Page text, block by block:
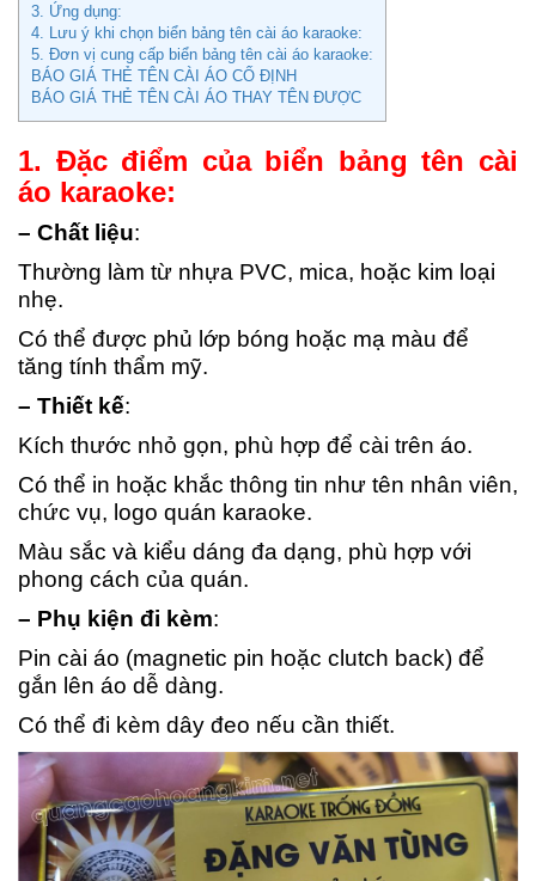
3. Ứng dụng:
4. Lưu ý khi chọn biển bảng tên cài áo karaoke:
5. Đơn vị cung cấp biển bảng tên cài áo karaoke:
BÁO GIÁ THẺ TÊN CÀI ÁO CỐ ĐỊNH
BÁO GIÁ THẺ TÊN CÀI ÁO THAY TÊN ĐƯỢC
1. Đặc điểm của biển bảng tên cài
áo karaoke:
– Chất liệu:
Thường làm từ nhựa PVC, mica, hoặc kim loại
nhẹ.
Có thể được phủ lớp bóng hoặc mạ màu để
tăng tính thẩm mỹ.
– Thiết kế:
Kích thước nhỏ gọn, phù hợp để cài trên áo.
Có thể in hoặc khắc thông tin như tên nhân viên,
chức vụ, logo quán karaoke.
Màu sắc và kiểu dáng đa dạng, phù hợp với
phong cách của quán.
– Phụ kiện đi kèm:
Pin cài áo (magnetic pin hoặc clutch back) để
gắn lên áo dễ dàng.
Có thể đi kèm dây đeo nếu cần thiết.